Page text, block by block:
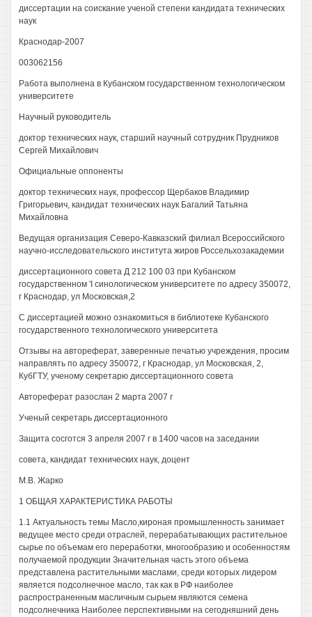
диссертации на соискание ученой степени кандидата технических
наук
Краснодар-2007
003062156
Работа выполнена в Кубанском государственном технологическом
университете
Научный руководитель
доктор технических наук, старший научный сотрудник Прудников
Сергей Михайлович
Официальные оппоненты
доктор технических наук, профессор Щербаков Владимир
Григорьевич, кандидат технических наук Багалий Татьяна
Михайловна
Ведущая организация Северо-Кавказский филиал Всероссийского
научно-исследовательского института жиров Россельхозакадемии
диссертационного совета Д 212 100 03 при Кубанском
государственном 'I синологическом университете по адресу 350072,
г Краснодар, ул Московская,2
С диссертацией можно ознакомиться в библиотеке Кубанского
государственного технологического университета
Отзывы на автореферат, заверенные печатью учреждения, просим
направлять по адресу 350072, г Краснодар, ул Московская, 2,
КубГТУ, ученому секретарю диссертационного совета
Автореферат разослан 2 марта 2007 г
Ученый секретарь диссертационного
Защита сосготся 3 апреля 2007 г в 1400 часов на заседании
совета, кандидат технических наук, доцент
М.В. Жарко
1 ОБЩАЯ ХАРАКТЕРИСТИКА РАБОТЫ
1.1 Актуальность темы Масло,кироная промышленность занимает
ведущее место среди отраслей, перерабатывающих растительное
сырье по объемам его переработки, многообразию и особенностям
получаемой продукции Значительная часть этого объема
представлена растительными маслами, среди которых лидером
является подсолнечное масло, так как в РФ наиболее
распространенным масличным сырьем являются семена
подсолнечника Наиболее перспективными на сегодняшний день